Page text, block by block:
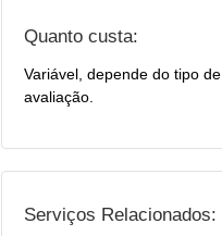
Quanto custa:
Variável, depende do tipo de
avaliação.
Serviços Relacionados: